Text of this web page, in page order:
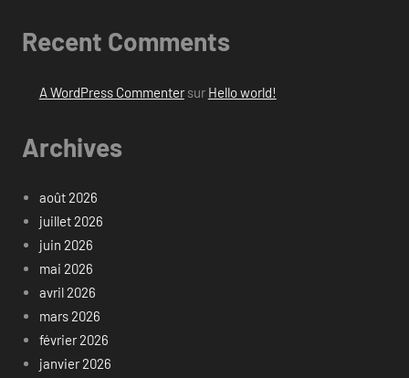
Recent Comments
A WordPress Commentersur Hello world!
Archives
août 2026
juillet 2026
juin 2026
mai 2026
avril 2026
mars 2026
février 2026
janvier 2026